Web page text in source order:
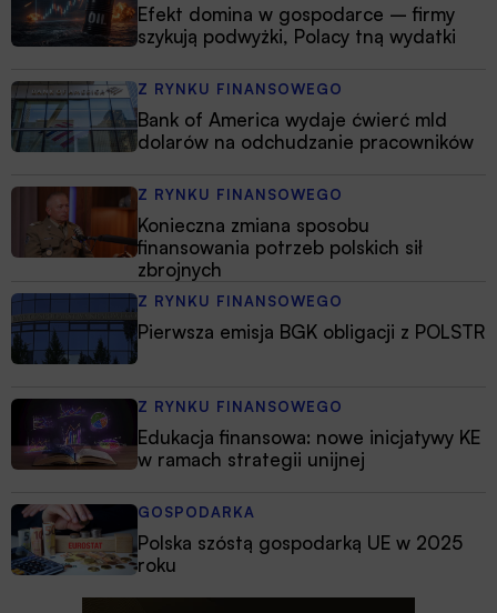
Efekt domina w gospodarce – firmy
szykują podwyżki, Polacy tną wydatki
Z RYNKU FINANSOWEGO
Bank of America wydaje ćwierć mld
dolarów na odchudzanie pracowników
Z RYNKU FINANSOWEGO
Konieczna zmiana sposobu
finansowania potrzeb polskich sił
zbrojnych
Z RYNKU FINANSOWEGO
Pierwsza emisja BGK obligacji z POLSTR
Z RYNKU FINANSOWEGO
Edukacja finansowa: nowe inicjatywy KE
w ramach strategii unijnej
GOSPODARKA
Polska szóstą gospodarką UE w 2025
roku